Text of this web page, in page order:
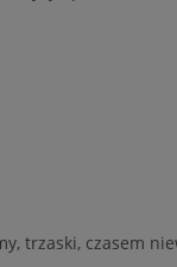
trzaski, czasem